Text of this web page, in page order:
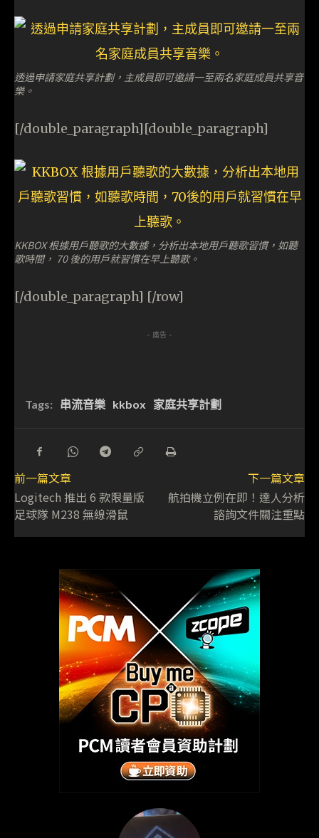
透過申請家庭共享計劃，主成員即可邀請一至兩名家庭成員共享音
樂。
[/double_paragraph][double_paragraph]
KKBOX 根據用戶聽歌的大數據，分析出本地用戶聽歌習慣，如聽
歌時間， 70 後的用戶就習慣在早上聽歌。
[/double_paragraph] [/row]
- 廣告 -
Tags: 串流音樂 kkbox 家庭共享計劃
前一篇文章
Logitech 推出 6 款限量版
足球隊 M238 無線滑鼠
下一篇文章
航拍機立例在即！達人分析
諮詢文件關注重點